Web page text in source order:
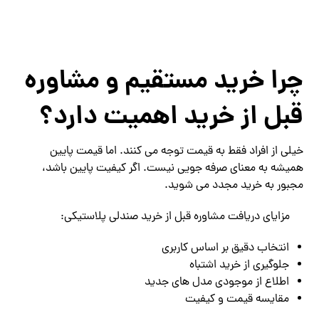
چرا خرید مستقیم و مشاوره
قبل از خرید اهمیت دارد؟
خیلی از افراد فقط به قیمت توجه می‌ کنند. اما قیمت پایین
همیشه به معنای صرفه ‌جویی نیست. اگر کیفیت پایین باشد،
مجبور به خرید مجدد می ‌شوید.
مزایای دریافت مشاوره قبل از خرید صندلی پلاستیکی:
انتخاب دقیق بر اساس کاربری
جلوگیری از خرید اشتباه
اطلاع از موجودی مدل ‌های جدید
مقایسه قیمت و کیفیت